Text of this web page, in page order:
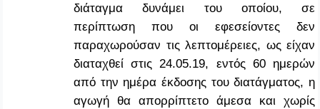
διάταγμα δυνάμει του οποίου, σε
περίπτωση που οι εφεσείοντες δεν
παραχωρούσαν τις λεπτομέρειες, ως είχαν
διαταχθεί στις 24.05.19, εντός 60 ημερών
από την ημέρα έκδοσης του διατάγματος, η
αγωγή θα απορρίπτετο άμεσα και χωρίς